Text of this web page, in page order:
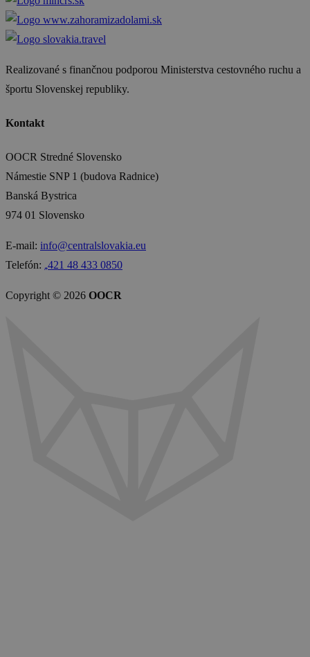
Realizované s finančnou podporou Ministerstva cestovného ruchu a
športu Slovenskej republiky.
Kontakt
OOCR Stredné Slovensko
Námestie SNP 1 (budova Radnice)
Banská Bystrica
974 01 Slovensko
E-mail: info@centralslovakia.eu
Telefón: ₊421 48 433 0850
Copyright © 2026 OOCR